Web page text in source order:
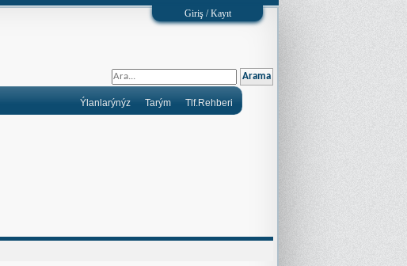
Giriş / Kayıt
Tlf.Rehberi
Tarým
Ýlanlarýnýz